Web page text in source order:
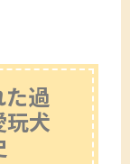
た過
犬